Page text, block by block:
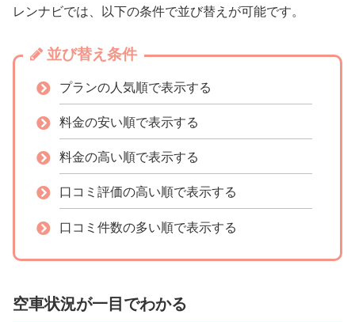
レンナビでは、以下の条件で並び替えが可能です。
並び替え条件
プランの人気順で表示する
料金の安い順で表示する
料金の高い順で表示する
口コミ評価の高い順で表示する
口コミ件数の多い順で表示する
空車状況が一目でわかる